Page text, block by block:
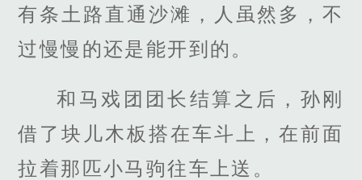
有条土路直通沙滩，人虽然多，不
过慢慢的还是能开到的。
和马戏团团长结算之后，孙刚
借了块儿木板搭在车斗上，在前面
拉着那匹小马驹往车上送。